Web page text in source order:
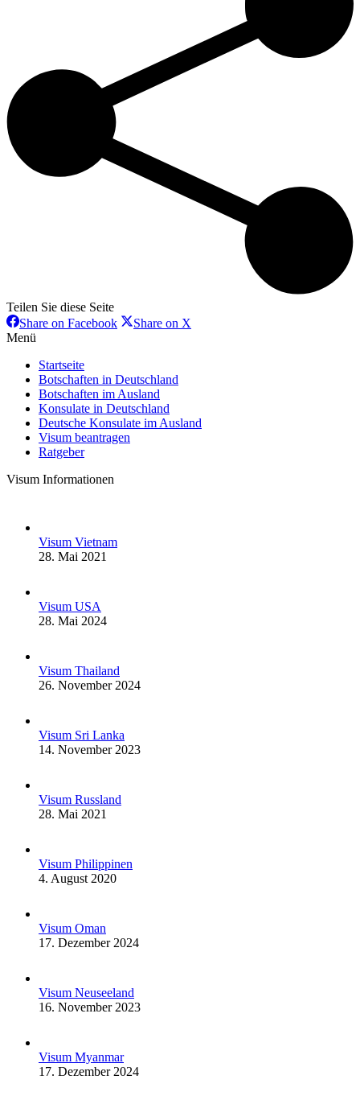
Teilen Sie diese Seite
Share on FacebookShareShare on X
Menü
Startseite
Botschaften in Deutschland
Botschaften im Ausland
Konsulate in Deutschland
Deutsche Konsulate im Ausland
Visum beantragen
Ratgeber
Visum Informationen
Visum Vietnam
28. Mai 2021
Visum USA
28. Mai 2024
Visum Thailand
26. November 2024
Visum Sri Lanka
14. November 2023
Visum Russland
28. Mai 2021
Visum Philippinen
4. August 2020
Visum Oman
17. Dezember 2024
Visum Neuseeland
16. November 2023
Visum Myanmar
17. Dezember 2024